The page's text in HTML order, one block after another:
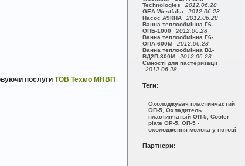
Technologies
2012.06.28
GEA Westfalia
2012.06.28
Насос А9КНА
2012.06.28
Ванна теплообмінна Г6-
ОПБ-1000
2012.06.28
Ванна теплообмінна Г6-
ОПА-600М
2012.06.28
Ванна теплообмінна В1-
ВД2П-300М
2012.06.28
Ємності для пастеризації
2012.06.28
Теги:
Охолоджувач пластинчастий
ОП-5, Охладитель
пластинчатый ОП-5, Cooler
plate OP-5, ОП-5 -
охолодження молока у потоці
Партнери:
послуги ТОВ Техмо МНВП